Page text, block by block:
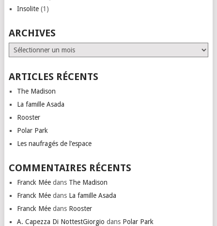
Insolite(1)
ARCHIVES
Archives
ARTICLES RÉCENTS
The Madison
La famille Asada
Rooster
Polar Park
Les naufragés de l’espace
COMMENTAIRES RÉCENTS
Franck Méedans The Madison
Franck Méedans La famille Asada
Franck Méedans Rooster
A. Capezza Di NottestGiorgio dans Polar Park